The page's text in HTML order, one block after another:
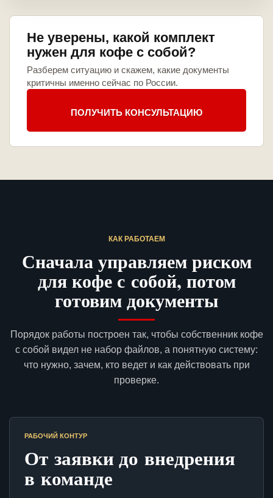
Не уверены, какой комплект
нужен для кофе с собой?
Разберем ситуацию и скажем, какие документы
критичны именно сейчас по России.
ПОЛУЧИТЬ КОНСУЛЬТАЦИЮ
КАК РАБОТАЕМ
Сначала управляем риском
для кофе с собой, потом
готовим документы
Порядок работы построен так, чтобы собственник кофе
с собой видел не набор файлов, а понятную систему:
что нужно, зачем, кто ведет и как действовать при
проверке.
РАБОЧИЙ КОНТУР
От заявки до внедрения
в команде